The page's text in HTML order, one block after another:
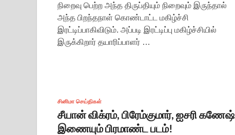
நிறைவு பெற்ற அந்த திருப்தியும் நிறைவும் இருந்தால்
அந்த பிறந்தநாள் கொண்டாட்ட மகிழ்ச்சி
இரட்டிப்பாகிவிடும். அப்படி இரட்டிப்பு மகிழ்ச்சியில்
இருக்கிறார் தயாரிப்பாளர் …
சினிமா செய்திகள்
சீயான் விக்ரம், பிரேம்குமார், ஐசரி கணேஷ்
இணையும் பிரமாண்ட படம்!